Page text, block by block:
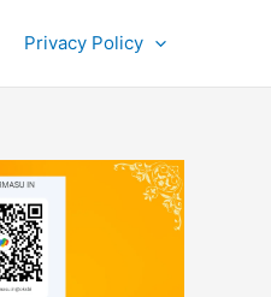
Privacy Policy